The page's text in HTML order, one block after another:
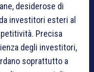
desiderose di
investitori esteri al
Precisa
degli investitori,
soprattutto a